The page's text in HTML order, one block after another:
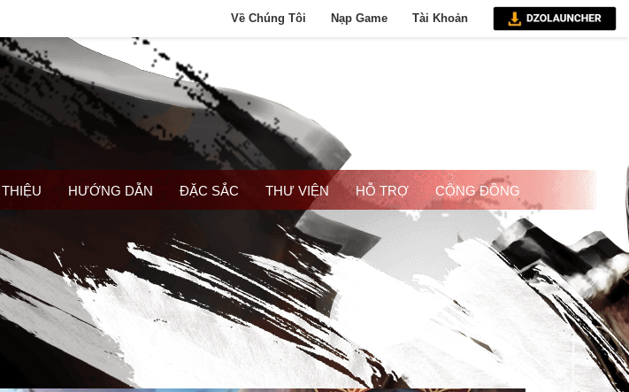
Về Chúng Tôi Nạp Game Tài Khoản
HƯỚNG DẪN ĐẶC SẮC THƯ VIỆN HỖ TRỢ CỘNG ĐỒNG